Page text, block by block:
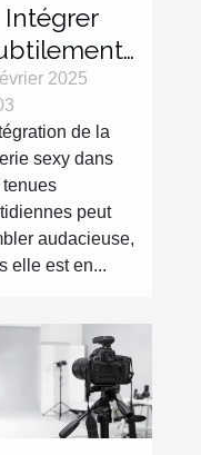
Intégrer
lingerie
dans
tenues
tous les
jours
2025
de la
sexy dans
peut
audacieuse,
elle est en...